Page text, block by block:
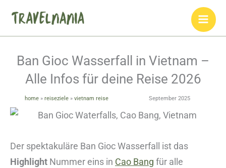
Inhalt
springen
Ban Gioc Wasserfall in Vietnam –
Alle Infos für deine Reise 2026
home »reiseziele »vietnam reise September 2025
Der spektakuläre Ban Gioc Wasserfall ist das
Highlight Nummer eins in Cao Bang für alle